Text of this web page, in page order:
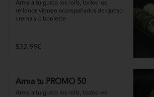
Arma a tu gusto los rolls, todos los
rellenos vienen acompañados de queso
crema y ciboulette
$22.990
Arma tu PROMO 50
Arma a tu gusto los rolls, todos los